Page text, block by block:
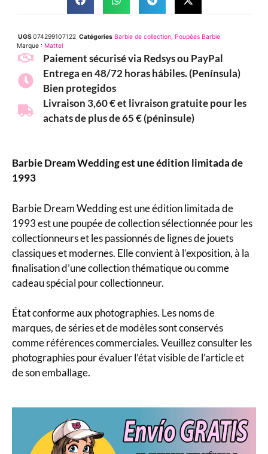
UGS074299107122 Catégories Barbie de collection, Poupées Barbie
Marque : Mattel
Paiement sécurisé via Redsys ou PayPal
Entrega en 48/72 horas hábiles. (Península)
Bien protegidos
Livraison 3,60 € et livraison gratuite pour les
achats de plus de 65 € (péninsule)
Barbie Dream Wedding est une édition limitada de
1993
Barbie Dream Wedding est une édition limitada de
1993 est une poupée de collection sélectionnée pour les
collectionneurs et les passionnés de lignes de jouets
classiques et modernes. Elle convient à l’exposition, à la
finalisation d’une collection thématique ou comme
cadeau spécial pour collectionneur.
État conforme aux photographies. Les noms de
marques, de séries et de modèles sont conservés
comme références commerciales. Veuillez consulter les
photographies pour évaluer l’état visible de l’article et
de son emballage.